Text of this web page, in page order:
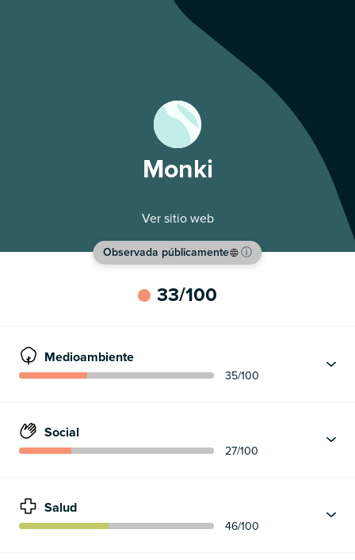
Monki
Ver sitio web
Observada públicamente ⓘ
33/100
Medioambiente
35/100
Social
27/100
Salud
46/100